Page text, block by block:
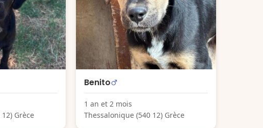
Grèce
Benito
1 an et 2 mois
Thessalonique (540 12) Grèce